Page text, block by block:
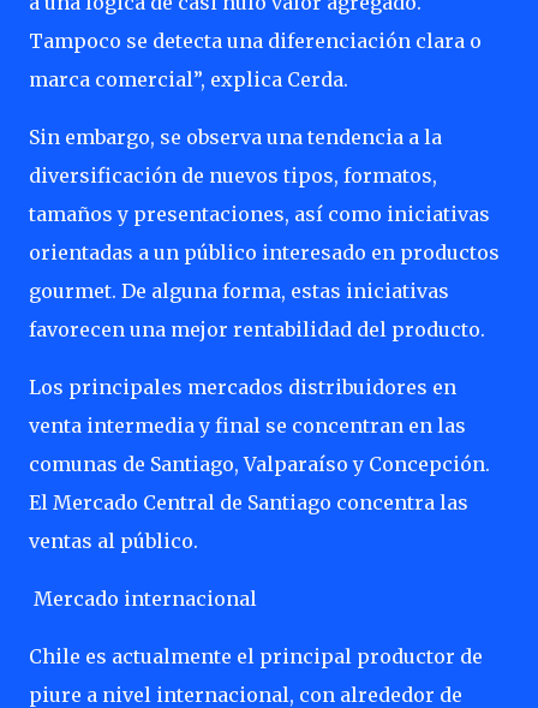
Tampoco se detecta una diferenciación clara o
marca comercial”, explica Cerda.
Sin embargo, se observa una tendencia a la
diversificación de nuevos tipos, formatos,
tamaños y presentaciones, así como iniciativas
orientadas a un público interesado en productos
gourmet. De alguna forma, estas iniciativas
favorecen una mejor rentabilidad del producto.
Los principales mercados distribuidores en
venta intermedia y final se concentran en las
comunas de Santiago, Valparaíso y Concepción.
El Mercado Central de Santiago concentra las
ventas al público.
Mercado internacional
Chile es actualmente el principal productor de
piure a nivel internacional, con alrededor de